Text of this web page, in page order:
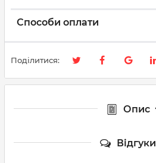
Способи оплати
Поділитися:
Опис
Відгуки